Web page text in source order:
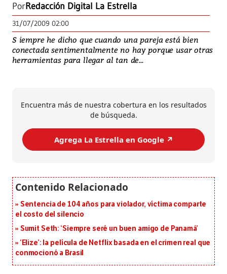
PorRedacción Digital La Estrella
31/07/2009 02:00
S iempre he dicho que cuando una pareja está bien
conectada sentimentalmente no hay porque usar otras
herramientas para llegar al tan de...
Encuentra más de nuestra cobertura en los resultados
de búsqueda.
Agrega La Estrella en Google ↗️
Sentencia de 104 años para violador, víctima comparte
el costo del silencio
Sumit Seth: ‘Siempre seré un buen amigo de Panamá’
‘Elize’: la película de Netflix basada en el crimen real que
conmocionó a Brasil